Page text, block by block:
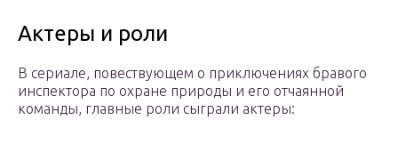
Актеры и роли
В сериале, повествующем о приключениях бравого
инспектора по охране природы и его отчаянной
команды, главные роли сыграли актеры: